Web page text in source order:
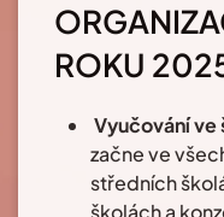
ROKU
Vyučování
začne ve
středních
školách a